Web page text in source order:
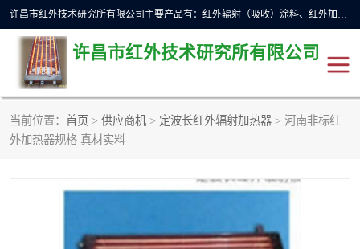
许昌市红外技术研究所有限公司主要产品有：红外辐射（吸收）涂料、红外加热元件、红外辐射加热模块（板）、红外辐射加热炉（箱）、快速红外辐射加热器、系列高端红外加热实验设备、系列红外加热控制器等。
许昌市红外技术研究所有限公司
当前位置： 首页 > 供应商机 > 定波长红外辐射加热器 > 河南非标红
外加热器规格 真材实料
红外加热设备
红外辐射加热器